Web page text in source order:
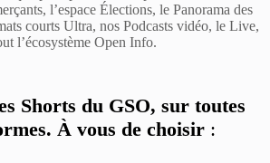
l’espace Élections, le Panorama des
courts Ultra, nos Podcasts vidéo, le Live,
l’écosystème Open Info.
Shorts du GSO, sur toutes
À vous de choisir :